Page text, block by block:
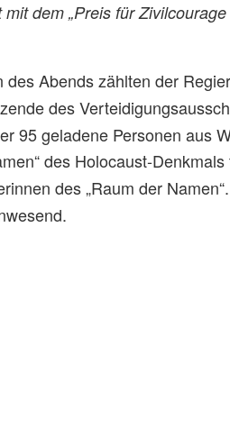
dem „Preis für
Abends zählten der
des
95 geladene Personen aus
des Holocaust-
des „Raum der